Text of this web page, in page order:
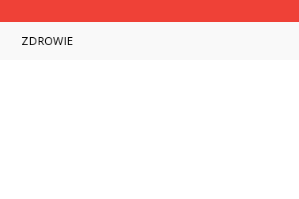
ZDROWIE